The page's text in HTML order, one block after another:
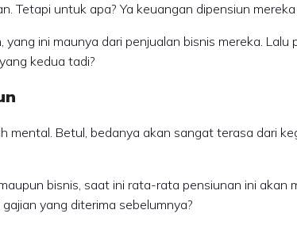
Tetapi untuk apa? Ya keuangan dipensiun
ini maunya dari penjualan bisnis mereka.
kedua tadi?
Betul, bedanya akan sangat terasa dari
bisnis, saat ini rata-rata pensiunan ini akan
yang diterima sebelumnya?